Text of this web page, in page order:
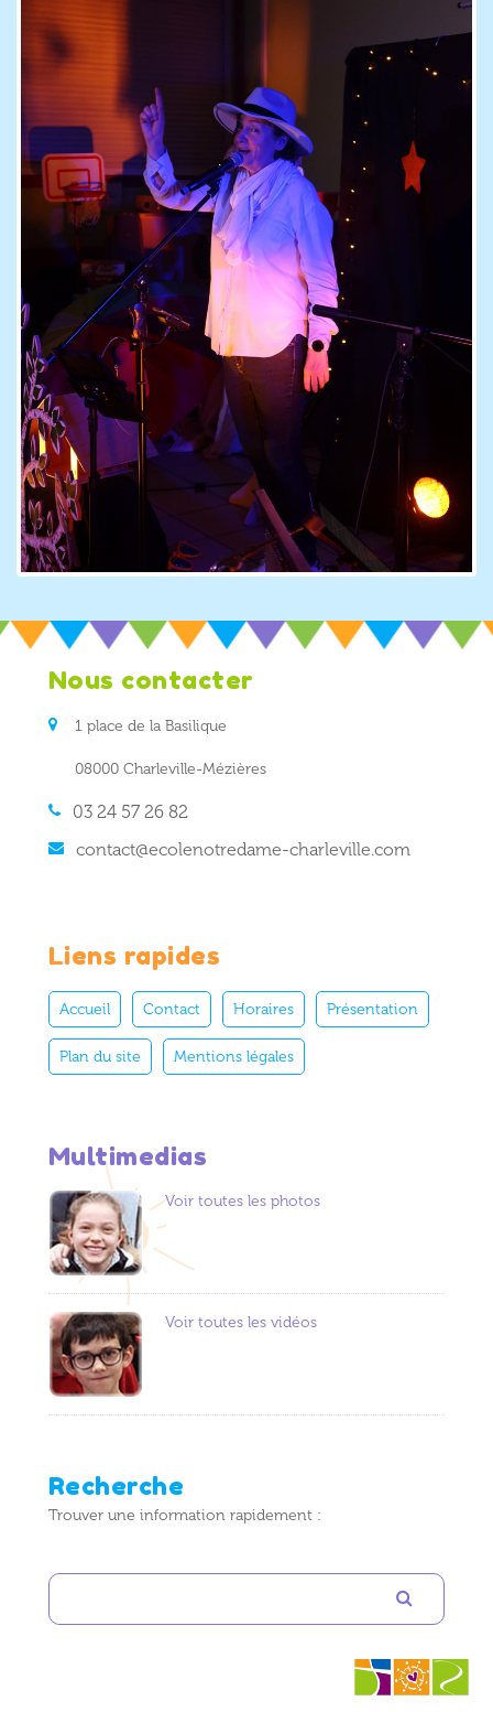
Nous contacter
1 place de la Basilique
08000 Charleville-Mézières
03 24 57 26 82
contact@ecolenotredame-charleville.com
Liens rapides
Accueil Contact Horaires Présentation
Plan du site Mentions légales
Multimedias
Voir toutes les photos
Voir toutes les vidéos
Recherche
Trouver une information rapidement :